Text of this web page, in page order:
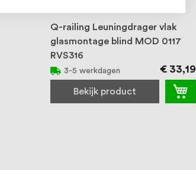
Q-railing Leuningdrager vlak
glasmontage blind MOD 0117
RVS316
3-5 werkdagen € 33,19
Bekijk product